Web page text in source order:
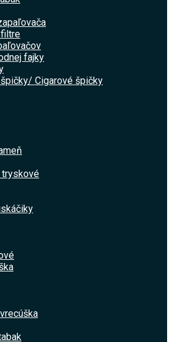
fajky
Cigarové špičky
tryskové